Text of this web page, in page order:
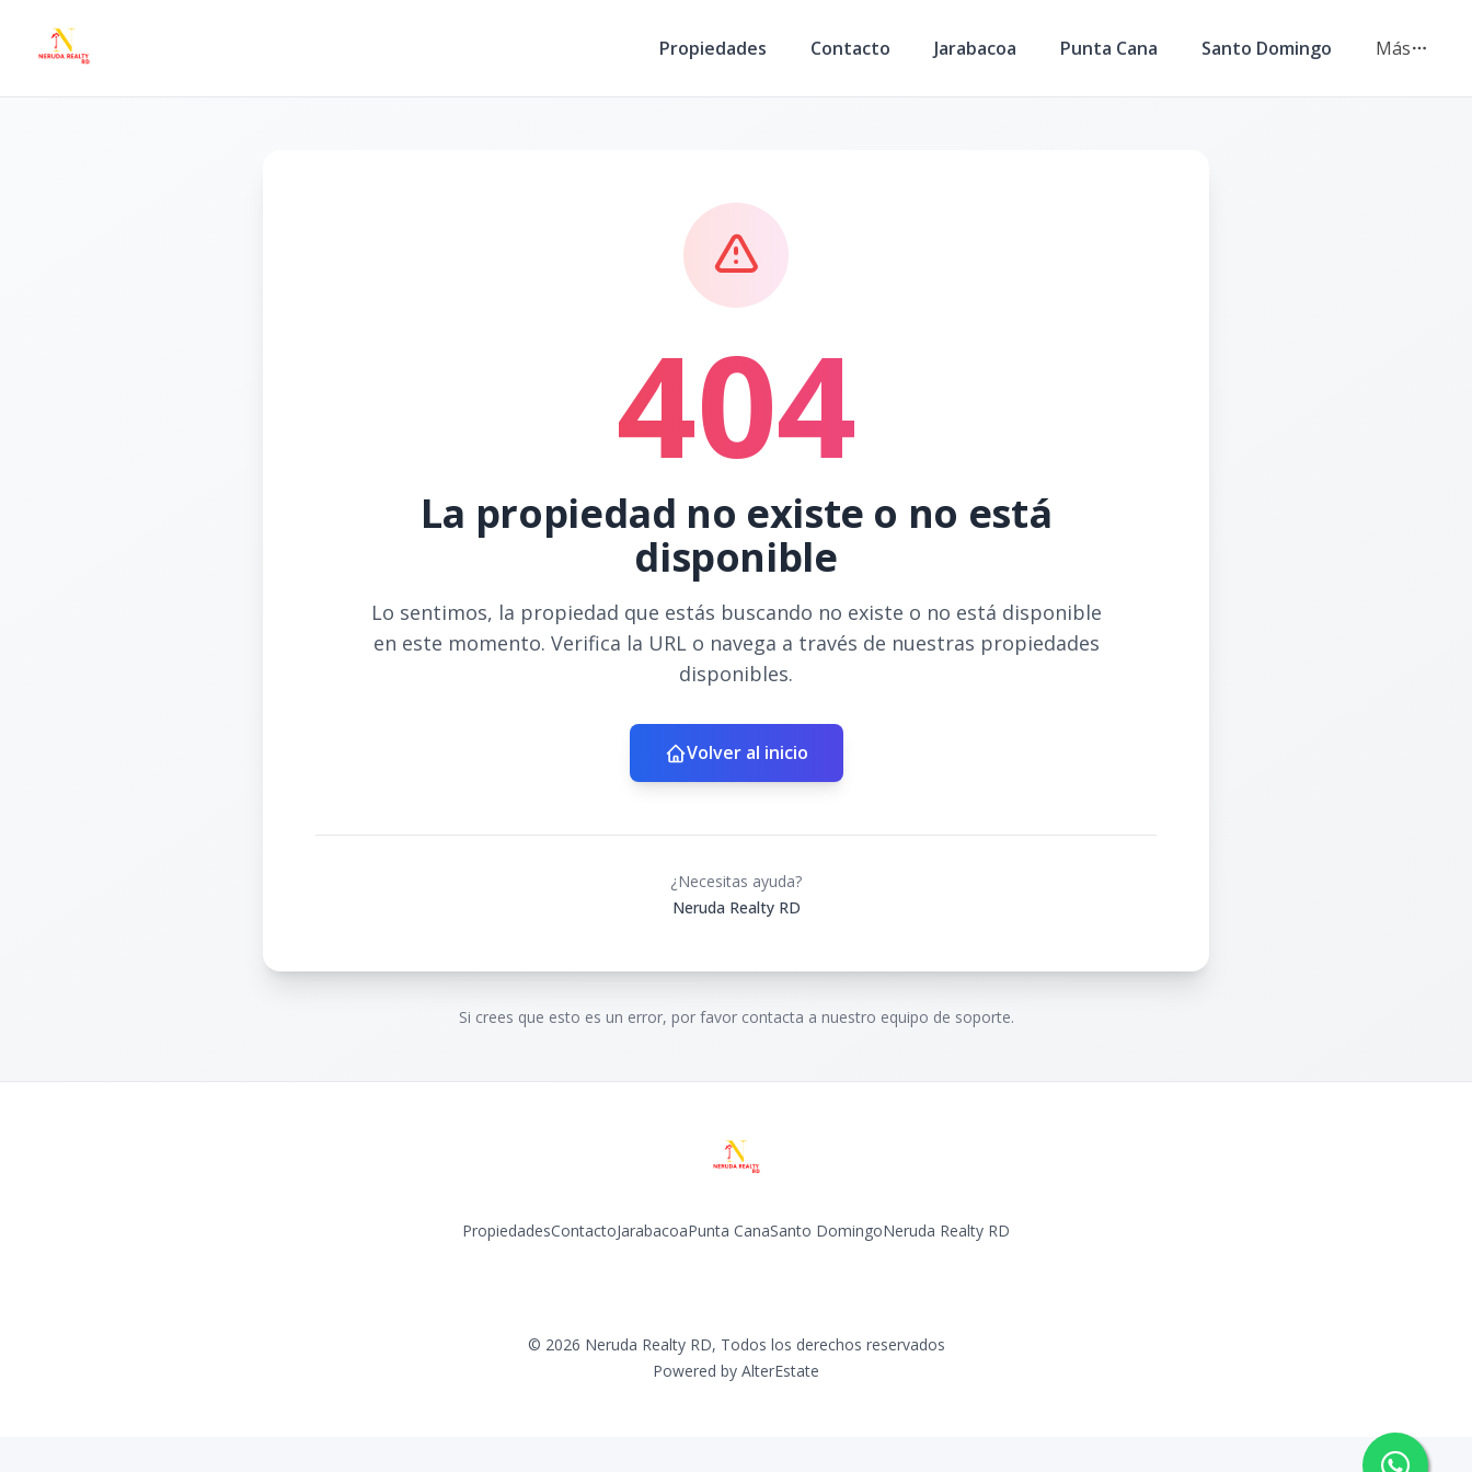
Propiedades Contacto Jarabacoa Punta Cana Santo Domingo Más
404
La propiedad no existe o no está
disponible
Lo sentimos, la propiedad que estás buscando no existe o no está disponible
en este momento. Verifica la URL o navega a través de nuestras propiedades
disponibles.
Volver al inicio
¿Necesitas ayuda?
Neruda Realty RD
Si crees que esto es un error, por favor contacta a nuestro equipo de soporte.
PropiedadesContactoJarabacoaPunta CanaSanto DomingoNeruda Realty RD
© 2026 Neruda Realty RD, Todos los derechos reservados
Powered by AlterEstate